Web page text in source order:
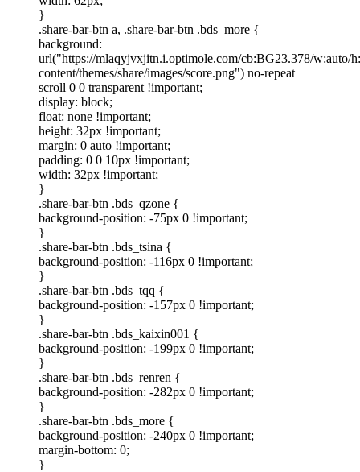
}
.share-bar-btn a, .share-bar-btn .bds_more {
background:
url("https://mlaqyjvxjitn.i.optimole.com/cb:BG23.378/w:auto/
content/themes/share/images/score.png") no-repeat
scroll 0 0 transparent !important;
display: block;
float: none !important;
height: 32px !important;
margin: 0 auto !important;
padding: 0 0 10px !important;
width: 32px !important;
}
.share-bar-btn .bds_qzone {
background-position: -75px 0 !important;
}
.share-bar-btn .bds_tsina {
background-position: -116px 0 !important;
}
.share-bar-btn .bds_tqq {
background-position: -157px 0 !important;
}
.share-bar-btn .bds_kaixin001 {
background-position: -199px 0 !important;
}
.share-bar-btn .bds_renren {
background-position: -282px 0 !important;
}
.share-bar-btn .bds_more {
background-position: -240px 0 !important;
margin-bottom: 0;
}